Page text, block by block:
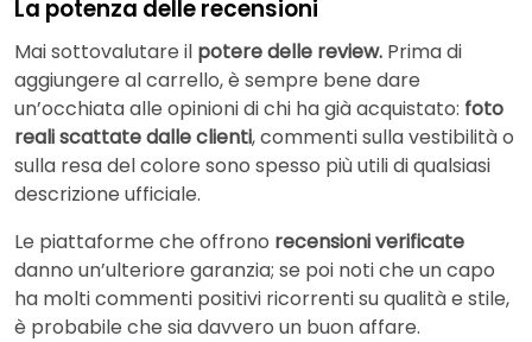
La potenza delle recensioni
Mai sottovalutare il potere delle review. Prima di
aggiungere al carrello, è sempre bene dare
un’occhiata alle opinioni di chi ha già acquistato: foto
reali scattate dalle clienti, commenti sulla vestibilità o
sulla resa del colore sono spesso più utili di qualsiasi
descrizione ufficiale.
Le piattaforme che offrono recensioni verificate
danno un’ulteriore garanzia; se poi noti che un capo
ha molti commenti positivi ricorrenti su qualità e stile,
è probabile che sia davvero un buon affare.